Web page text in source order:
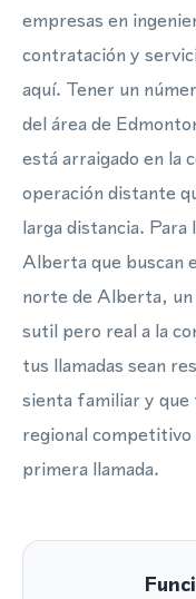
empresas en
contratación y
aquí. Tener un
del área de
está arraigado en la
operación distante
larga distancia.
Alberta que buscan
norte de Alberta,
sutil pero real a la
tus llamadas sean
sienta familiar y que
regional competitivo
primera llamada.